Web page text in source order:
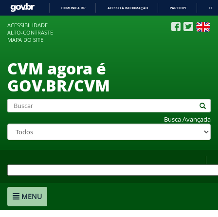
COMUNICA BR ACESSO À INFORMAÇÃO PARTICIPE
ACESSIBILIDADE
ALTO-CONTRASTE
MAPA DO SITE
CVM agora é
GOV.BR/CVM
Busca Avançada
MENU